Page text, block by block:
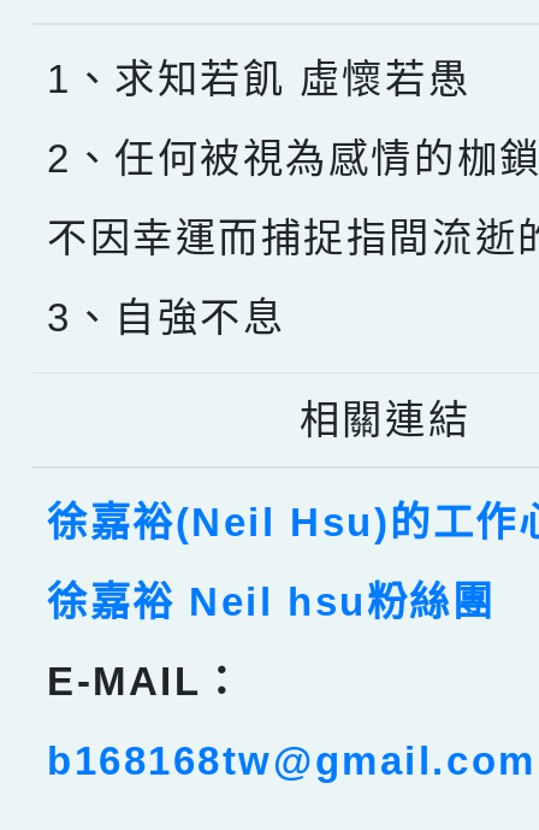
1、求知若飢 虛懷若愚
2、任何被視為感情的枷
不因幸運而捕捉指間流逝
3、自強不息
相關連結
徐嘉裕(Neil Hsu)的工作
徐嘉裕 Neil hsu粉絲團
E-MAIL：
b168168tw@gmail.com